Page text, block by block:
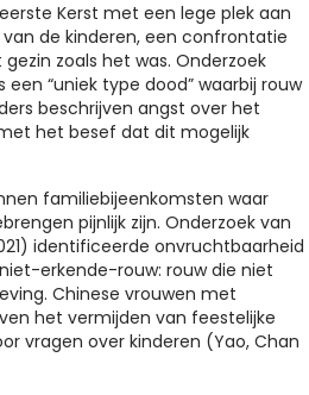
Kerst met een lege plek aan
de kinderen, een confrontatie
zoals het was. Onderzoek
“uniek type dood” waarbij rouw
beschrijven angst over het
het besef dat dit mogelijk
familiebijeenkomsten waar
pijnlijk zijn. Onderzoek van
identificeerde onvruchtbaarheid
erkende-rouw: rouw die niet
Chinese vrouwen met
het vermijden van feestelijke
vragen over kinderen (Yao, Chan